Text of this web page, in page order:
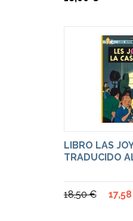
LIBRO LAS
TRADUCIDO
18,50 €